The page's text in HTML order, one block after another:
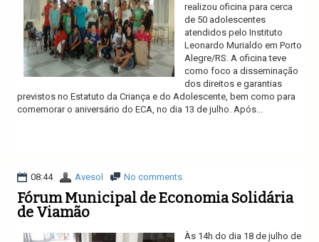
realizou oficina para cerca
de 50 adolescentes
atendidos pelo Instituto
Leonardo Murialdo em Porto
Alegre/RS. A oficina teve
como foco a disseminação
dos direitos e garantias
previstos no Estatuto da Criança e do Adolescente, bem como para
comemorar o aniversário do ECA, no dia 13 de julho. Após...
08:44 Avesol No comments
Fórum Municipal de Economia Solidária
de Viamão
Às 14h do dia 18 de julho de